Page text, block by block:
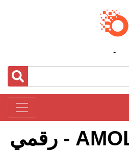
-
شاشة AMOLED - رقمي